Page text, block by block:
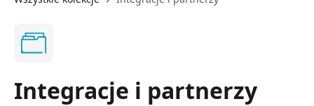
Integracje i partnerzy